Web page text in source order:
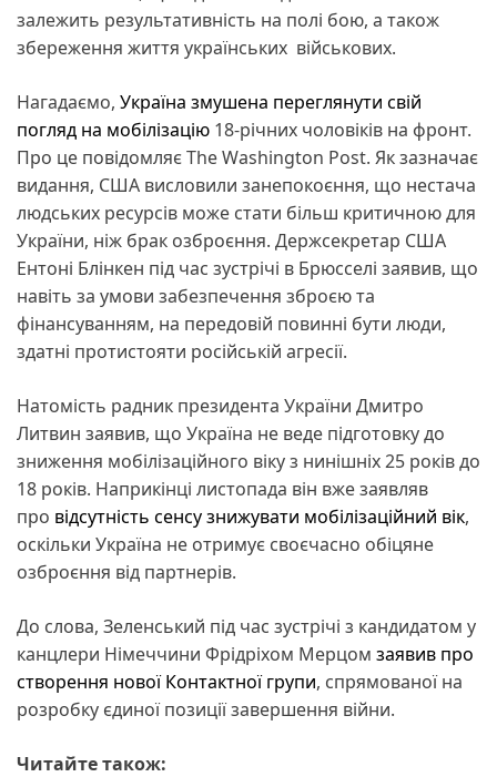
залежить результативність на полі бою, а також
збереження життя українських військових.
Нагадаємо, Україна змушена переглянути свій
погляд на мобілізацію 18-річних чоловіків на фронт.
Про це повідомляє The Washington Post. Як зазначає
видання, США висловили занепокоєння, що нестача
людських ресурсів може стати більш критичною для
України, ніж брак озброєння. Держсекретар США
Ентоні Блінкен під час зустрічі в Брюсселі заявив, що
навіть за умови забезпечення зброєю та
фінансуванням, на передовій повинні бути люди,
здатні протистояти російській агресії.
Натомість радник президента України Дмитро
Литвин заявив, що Україна не веде підготовку до
зниження мобілізаційного віку з нинішніх 25 років до
18 років. Наприкінці листопада він вже заявляв
про відсутність сенсу знижувати мобілізаційний вік,
оскільки Україна не отримує своєчасно обіцяне
озброєння від партнерів.
До слова, Зеленський під час зустрічі з кандидатом у
канцлери Німеччини Фрідріхом Мерцом заявив про
створення нової Контактної групи, спрямованої на
розробку єдиної позиції завершення війни.
Читайте також: